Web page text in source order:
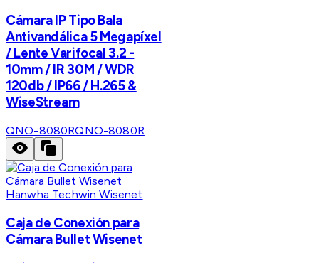
Cámara IP Tipo Bala
Antivandálica 5 Megapíxel
/ Lente Varifocal 3.2 -
10mm / IR 30M / WDR
120db / IP66 / H.265 &
WiseStream
QNO-8080RQNO-8080R
Hanwha Techwin Wisenet
Caja de Conexión para
Cámara Bullet Wisenet